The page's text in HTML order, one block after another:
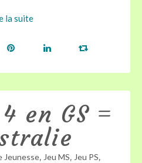
la suite
en GS =
Jeunesse, Jeu MS, Jeu PS,